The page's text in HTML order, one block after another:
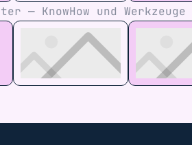
— KnowHow und Werkzeuge